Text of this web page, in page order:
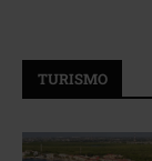
TURISMO